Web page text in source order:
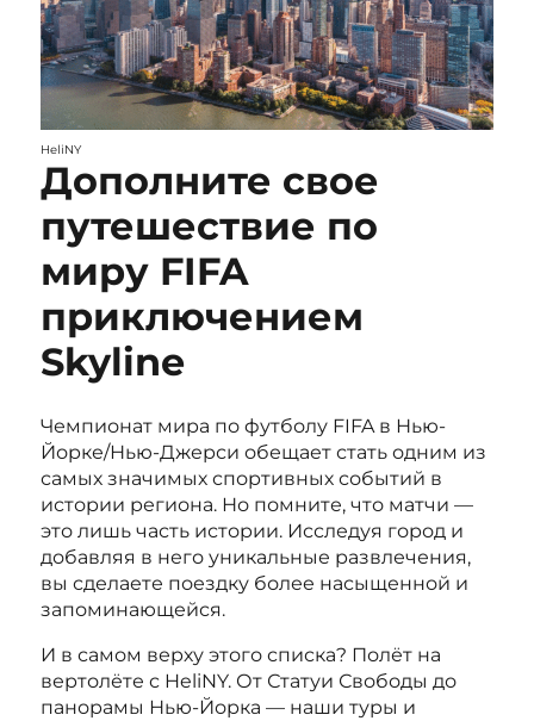
HeliNY
Дополните свое
путешествие по
миру FIFA
приключением
Skyline
Чемпионат мира по футболу FIFA в Нью-
Йорке/Нью-Джерси обещает стать одним из
самых значимых спортивных событий в
истории региона. Но помните, что матчи —
это лишь часть истории. Исследуя город и
добавляя в него уникальные развлечения,
вы сделаете поездку более насыщенной и
запоминающейся.
И в самом верху этого списка? Полёт на
вертолёте с HeliNY. От Статуи Свободы до
панорамы Нью-Йорка — наши туры и